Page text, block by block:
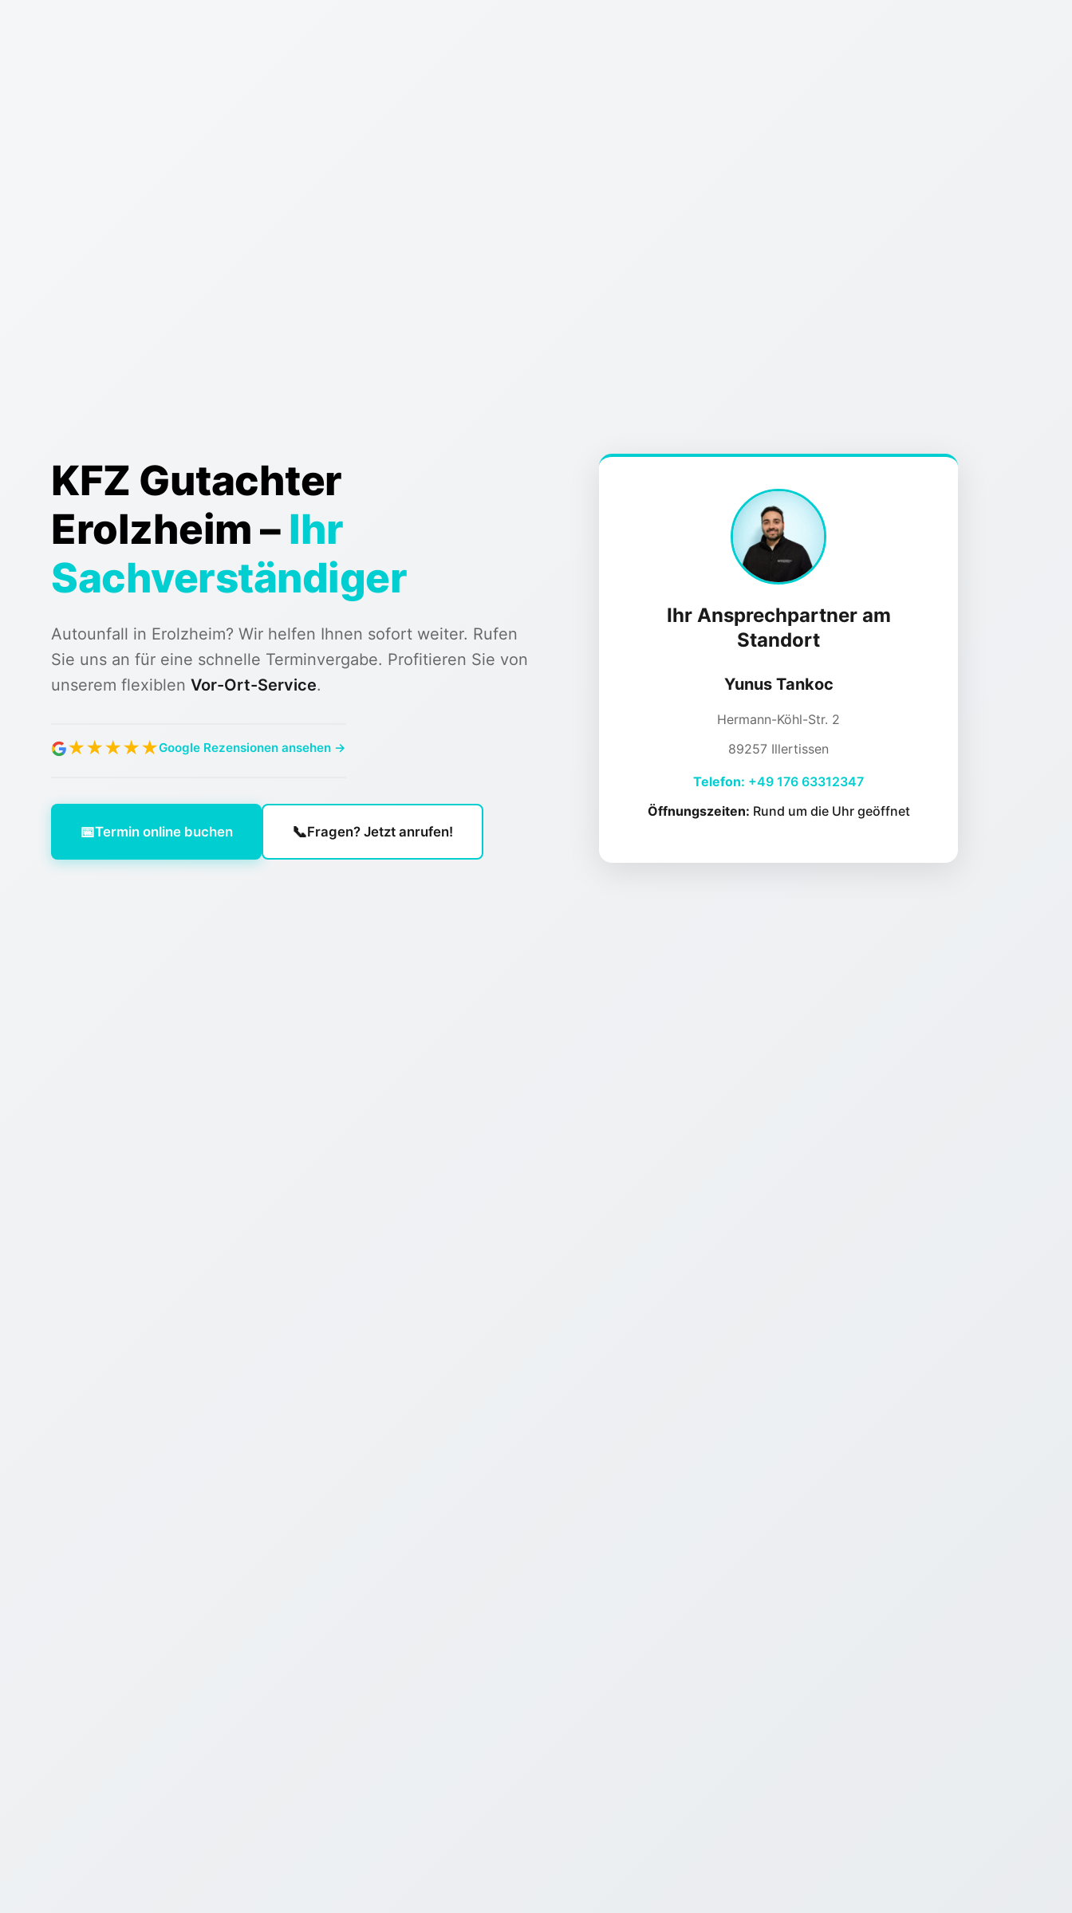
KFZ Gutachter
Erolzheim–Ihr
Sachverständiger
Autounfall in Erolzheim? Wir helfen Ihnen sofort weiter. Rufen
Sie uns an für eine schnelle Terminvergabe. Profitieren Sie von
unserem flexiblen Vor-Ort-Service.
★★★★★Google Rezensionen ansehen →
📅Termin online buchen 📞Fragen? Jetzt anrufen!
Ihr Ansprechpartner am
Standort
Yunus Tankoc
Hermann-Köhl-Str. 2
89257 Illertissen
Telefon: +49 176 63312347
Öffnungszeiten: Rund um die Uhr geöffnet